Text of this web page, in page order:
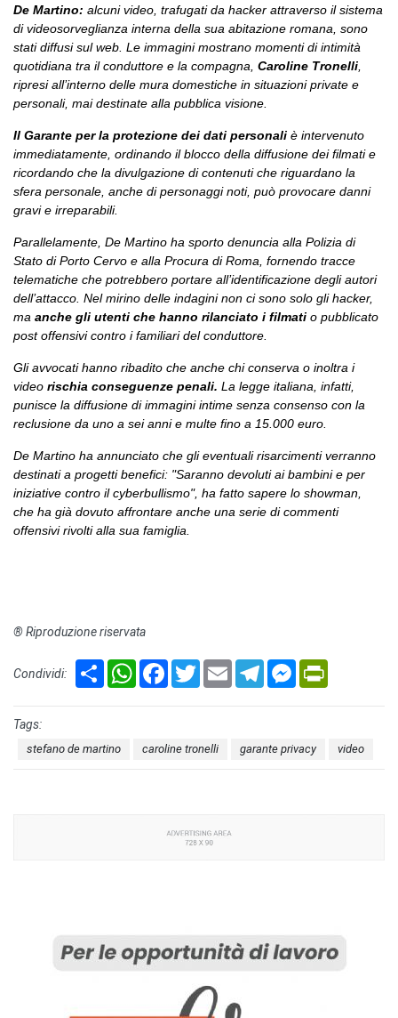
De Martino: alcuni video, trafugati da hacker attraverso il sistema
di videosorveglianza interna della sua abitazione romana, sono
stati diffusi sul web. Le immagini mostrano momenti di intimità
quotidiana tra il conduttore e la compagna, Caroline Tronelli
ripresi all’interno delle mura domestiche in situazioni private e
personali, mai destinate alla pubblica visione.
Il Garante per la protezione dei dati personali è intervenuto
immediatamente, ordinando il blocco della diffusione dei filmati e
ricordando che la divulgazione di contenuti che riguardano la
sfera personale, anche di personaggi noti, può provocare danni
gravi e irreparabili.
Parallelamente, De Martino ha sporto denuncia alla Polizia di
Stato di Porto Cervo e alla Procura di Roma, fornendo tracce
telematiche che potrebbero portare all’identificazione degli autori
dell’attacco. Nel mirino delle indagini non ci sono solo gli hacker,
ma anche gli utenti che hanno rilanciato i filmati o pubblicato
post offensivi contro i familiari del conduttore.
Gli avvocati hanno ribadito che anche chi conserva o inoltra i
video rischia conseguenze penali. La legge italiana, infatti,
punisce la diffusione di immagini intime senza consenso con la
reclusione da uno a sei anni e multe fino a 15.000 euro.
De Martino ha annunciato che gli eventuali risarcimenti verranno
destinati a progetti benefici: "Saranno devoluti ai bambini e per
iniziative contro il cyberbullismo", ha fatto sapere lo showman,
che ha già dovuto affrontare anche una serie di commenti
offensivi rivolti alla sua famiglia.
® Riproduzione riservata
Condividi: Share WhatsAppFacebookTwitterEmail TelegramMessenger
Tags:
stefano de martino caroline tronelli garante privacy video